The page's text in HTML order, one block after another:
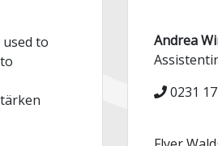
to
Andrea
0231